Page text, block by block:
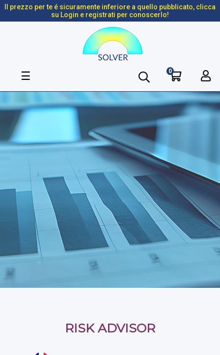
Il prezzo per te é sicuramente inferiore a quello pubblicato, clicca
su Login e registrati per conoscerlo!
navigazione
☰ 0
RISK ADVISOR